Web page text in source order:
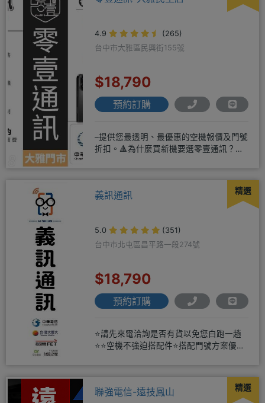
4.9
(265)
台中市大雅區民興街155號
$18,790
預約訂購
–提供您最透明、最優惠的空機報價及門號
折扣。🔺為什麼買新機要選零壹通訊？
精選
義訊通訊
5.0
(351)
台中市北屯區昌平路一段274號
$18,790
預約訂購
⭐請先來電洽詢是否有貨以免您白跑一趟
⭐⭐空機不強迫搭配件⭐搭配門號方案優惠
精選
聯強電信-遠技鳳山